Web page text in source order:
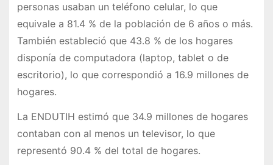
personas usaban un teléfono celular, lo que
equivale a 81.4 % de la población de 6 años o más.
También estableció que 43.8 % de los hogares
disponía de computadora (laptop, tablet o de
escritorio), lo que correspondió a 16.9 millones de
hogares.
La ENDUTIH estimó que 34.9 millones de hogares
contaban con al menos un televisor, lo que
representó 90.4 % del total de hogares.